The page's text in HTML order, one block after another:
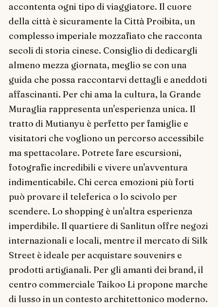
accontenta ogni tipo di viaggiatore. Il cuore
della città è sicuramente la Città Proibita, un
complesso imperiale mozzafiato che racconta
secoli di storia cinese. Consiglio di dedicargli
almeno mezza giornata, meglio se con una
guida che possa raccontarvi dettagli e aneddoti
affascinanti. Per chi ama la cultura, la Grande
Muraglia rappresenta un'esperienza unica. Il
tratto di Mutianyu è perfetto per famiglie e
visitatori che vogliono un percorso accessibile
ma spettacolare. Potrete fare escursioni,
fotografie incredibili e vivere un'avventura
indimenticabile. Chi cerca emozioni più forti
può provare il teleferica o lo scivolo per
scendere. Lo shopping è un'altra esperienza
imperdibile. Il quartiere di Sanlitun offre negozi
internazionali e locali, mentre il mercato di Silk
Street è ideale per acquistare souvenirs e
prodotti artigianali. Per gli amanti dei brand, il
centro commerciale Taikoo Li propone marche
di lusso in un contesto architettonico moderno.